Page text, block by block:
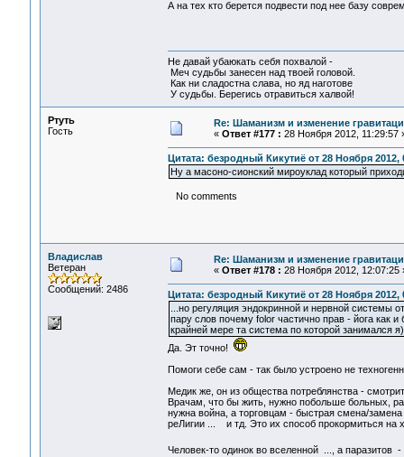
А на тех кто берется подвести под нее базу
Не давай убаюкать себя похвалой -
Меч судьбы занесен над твоей головой.
Как ни сладостна слава, но яд наготове
У судьбы. Берегись отравиться халвой!
Ртуть
Гость
Re: Шаманизм и изменение
« Ответ #177 : 28 Ноября 2012, 11:29:57
Цитата: безродный Кикутиё от 28 Ноября 2012,
Ну а масоно-сионский мироуклад который
No comments
Владислав
Ветеран
Сообщений: 2486
Re: Шаманизм и изменение
« Ответ #178 : 28 Ноября 2012, 12:07:25
Цитата: безродный Кикутиё от 28 Ноября 2012,
...но регуляция эндокринной и нервной системы
пару слов почему folor частично прав - йога как
крайней мере та система по которой занимался
Да. Эт точно!
Помоги себе сам - так было устроено не
Медик же, он из общества потреблянства -
Врачам, что бы жить, нужно побольше больных,
нужна война, а торговцам - быстрая смена/
реЛигии ... и тд. Это их способ прокормиться на
Человек-то одинок во вселенной ..., а